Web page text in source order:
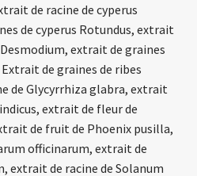
de racine de cyperus
de cyperus Rotundus, extrait
extrait de graines
de graines de ribes
de Glycyrrhiza glabra, extrait
extrait de fleur de
de fruit de Phoenix pusilla,
officinarum, extrait de
extrait de racine de Solanum